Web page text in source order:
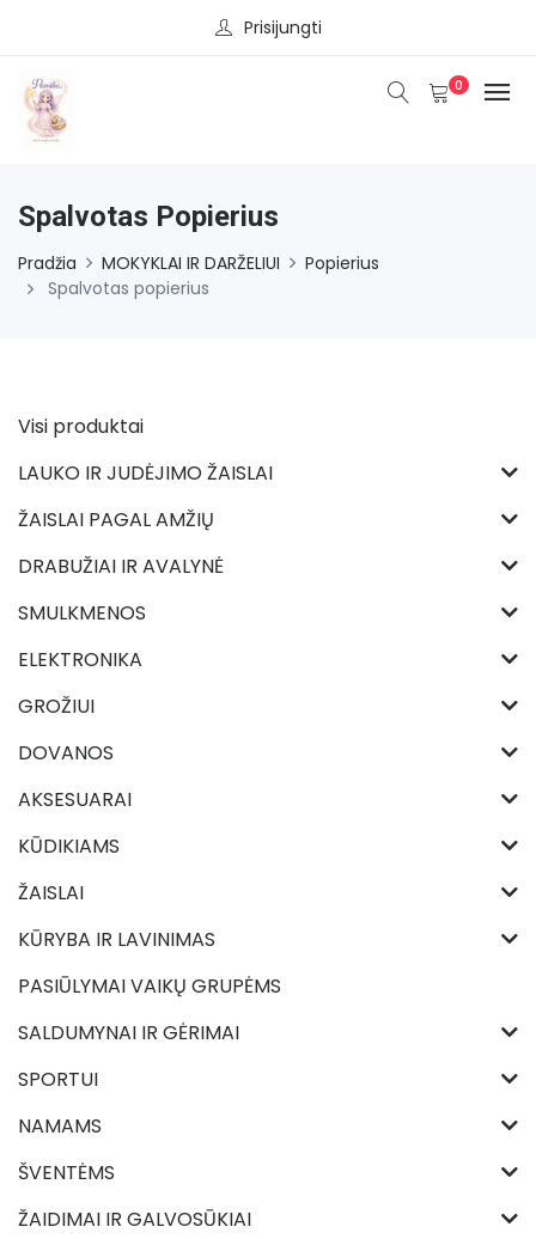
Prisijungti
0
Spalvotas Popierius
Pradžia MOKYKLAI IR DARŽELIUI
Popierius
Spalvotas popierius
Visi produktai
LAUKO IR JUDĖJIMO ŽAISLAI
ŽAISLAI PAGAL AMŽIŲ
DRABUŽIAI IR AVALYNĖ
SMULKMENOS
ELEKTRONIKA
GROŽIUI
DOVANOS
AKSESUARAI
KŪDIKIAMS
ŽAISLAI
KŪRYBA IR LAVINIMAS
PASIŪLYMAI VAIKŲ GRUPĖMS
SALDUMYNAI IR GĖRIMAI
SPORTUI
NAMAMS
ŠVENTĖMS
ŽAIDIMAI IR GALVOSŪKIAI